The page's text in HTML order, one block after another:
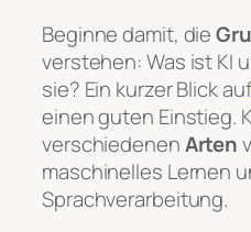
Beginne damit, die
verstehen: Was ist KI
sie? Ein kurzer Blick
einen guten Einstieg.
verschiedenenArten
maschinelles Lernen
Sprachverarbeitung.